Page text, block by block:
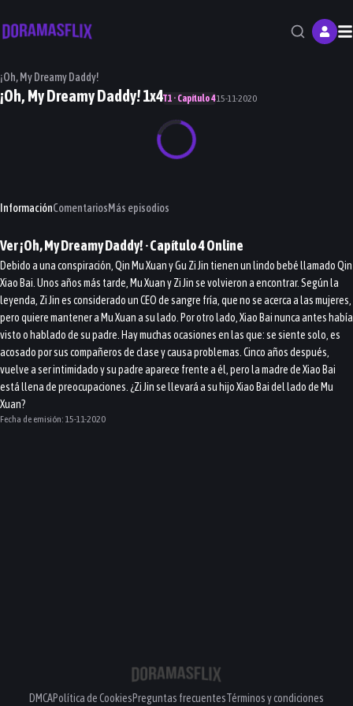
¡Oh, My Dreamy Daddy!
¡Oh, My Dreamy Daddy! 1x4T1 · Capítulo 415-11-2020
InformaciónComentariosMás episodios
Ver¡Oh, My Dreamy Daddy!· Capítulo4Online
Debido a una conspiración, Qin Mu Xuan y Gu Zi Jin tienen un lindo bebé llamado Qin
Xiao Bai. Unos años más tarde, Mu Xuan y Zi Jin se volvieron a encontrar. Según la
leyenda, Zi Jin es considerado un CEO de sangre fría, que no se acerca a las mujeres,
pero quiere mantener a Mu Xuan a su lado. Por otro lado, Xiao Bai nunca antes había
visto o hablado de su padre. Hay muchas ocasiones en las que: se siente solo, es
acosado por sus compañeros de clase y causa problemas. Cinco años después,
vuelve a ser intimidado y su padre aparece frente a él, pero la madre de Xiao Bai
está llena de preocupaciones. ¿Zi Jin se llevará a su hijo Xiao Bai del lado de Mu
Xuan?
Fecha de emisión: 15-11-2020
DMCAPolítica de CookiesPreguntas frecuentesTérminos y condiciones